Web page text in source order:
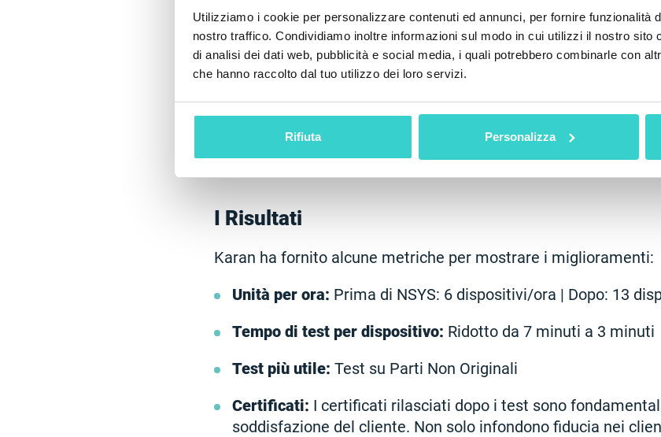
Utilizziamo i cookie per personalizzare contenuti ed annunci, per fornire funzionalità
nostro traffico. Condividiamo inoltre informazioni sul modo in cui utilizzi il nostro sito
di analisi dei dati web, pubblicità e social media, i quali potrebbero combinarle con
che hanno raccolto dal tuo utilizzo dei loro servizi.
Rifiuta Personalizza
I Risultati
Karan ha fornito alcune metriche per mostrare i miglioramenti:
Unità per ora: Prima di NSYS: 6 dispositivi/ora | Dopo: 13
Tempo di test per dispositivo: Ridotto da 7 minuti a 3 minuti
Test più utile: Test su Parti Non Originali
Certificati: I certificati rilasciati dopo i test sono
soddisfazione del cliente. Non solo infondono fiducia nei